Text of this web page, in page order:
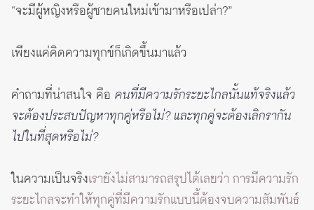
“จะมีผู้หญิงหรือผู้ชายคนใหม่เข้ามาหรือเปล่า?”
เพียงแค่คิดความทุกข์ก็เกิดขึ้นมาแล้ว
คำถามที่น่าสนใจ คือ คนที่มีความรักระยะไกลนั้นแท้จริงแล้ว
จะต้องประสบปัญหาทุกคู่หรือไม่? และทุกคู่จะต้องเลิกรากัน
ไปในที่สุดหรือไม่?
ในความเป็นจริงเรายังไม่สามารถสรุปได้เลยว่า การมีความรัก
ระยะไกลจะทำให้ทุกคู่ที่มีความรักแบบนี้ต้องจบความสัมพันธ์